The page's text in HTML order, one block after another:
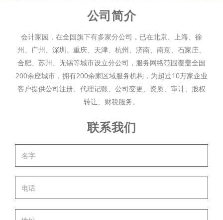
公司简介
会计家园，在全国旗下有多家分公司，已在北京、上海、徐
州、广州、深圳、重庆、天津、杭州、济南、南京、石家庄、
合肥、苏州、无锡等城市设立分公司，服务网络范围覆盖全国
200余座城市，拥有200余家区域服务机构，为超过10万家企业
客户提供公司注册、代理记账、公司变更、资质、审计、股权
转让、财税服务。
联系我们